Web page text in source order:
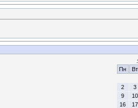
Пн
Вт
2
3
9
10
16
17